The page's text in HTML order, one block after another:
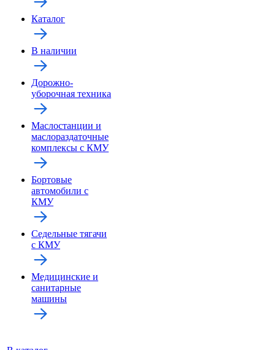
Каталог
В наличии
Дорожно-
уборочная техника
Маслостанции и
маслораздаточные
комплексы с КМУ
Бортовые
автомобили с
КМУ
Седельные тягачи
с КМУ
Медицинские и
санитарные
машины